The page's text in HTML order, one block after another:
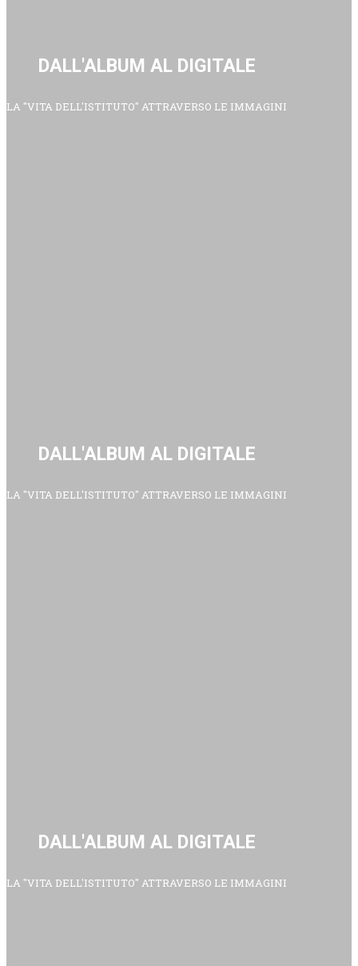
DALL'ALBUM AL DIGITALE
LA "VITA DELL'ISTITUTO" ATTRAVERSO LE IMMAGINI
DALL'ALBUM AL DIGITALE
LA "VITA DELL'ISTITUTO" ATTRAVERSO LE IMMAGINI
DALL'ALBUM AL DIGITALE
LA "VITA DELL'ISTITUTO" ATTRAVERSO LE IMMAGINI